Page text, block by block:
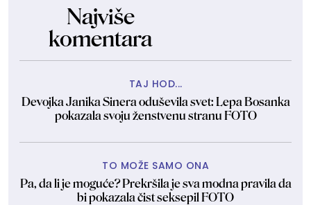
Najviše
komentara
TAJ HOD...
Devojka Janika Sinera oduševila svet: Lepa Bosanka
pokazala svoju ženstvenu stranu FOTO
TO MOŽE SAMO ONA
Pa, da li je moguće? Prekršila je sva modna pravila da
bi pokazala čist seksepil FOTO